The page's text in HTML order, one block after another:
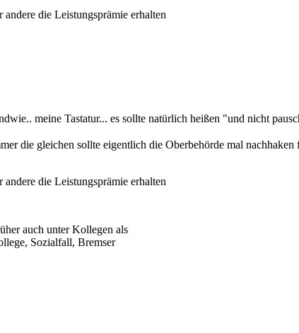
die Leistungsprämie erhalten
meine Tastatur... es sollte natürlich heißen "und nicht
die gleichen sollte eigentlich die Oberbehörde mal
die Leistungsprämie erhalten
auch unter Kollegen als
Sozialfall, Bremser